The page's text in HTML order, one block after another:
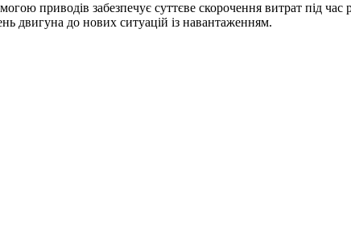
приводів забезпечує суттєве скорочення витрат під
двигуна до нових ситуацій із навантаженням.